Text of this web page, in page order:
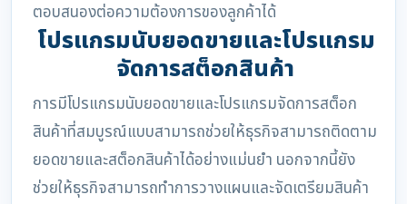
ตอบสนองต่อความต้องการของลูกค้าได้
โปรแกรมนับยอดขายและโปรแกรม
จัดการสต็อกสินค้า
การมีโปรแกรมนับยอดขายและโปรแกรมจัดการสต็อก
สินค้าที่สมบูรณ์แบบสามารถช่วยให้ธุรกิจสามารถติดตาม
ยอดขายและสต็อกสินค้าได้อย่างแม่นยำ นอกจากนี้ยัง
ช่วยให้ธุรกิจสามารถทำการวางแผนและจัดเตรียมสินค้า